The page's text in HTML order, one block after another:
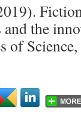
and the
of